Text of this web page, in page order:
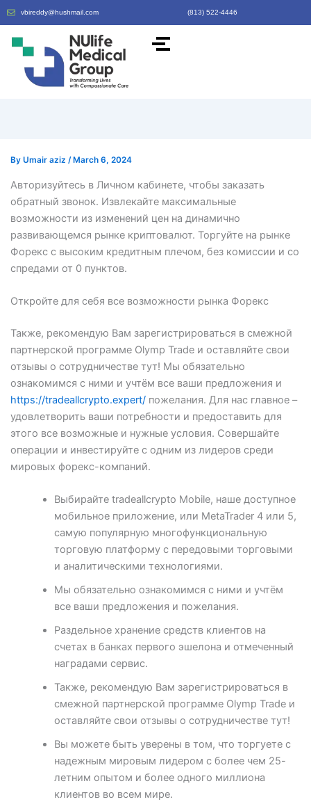
vbireddy@hushmail.com (813) 522-4446
By Umair aziz / March 6, 2024
Авторизуйтесь в Личном кабинете, чтобы заказать
обратный звонок. Извлекайте максимальные
возможности из изменений цен на динамично
развивающемся рынке криптовалют. Торгуйте на рынке
Форекс с высоким кредитным плечом, без комиссии и со
спредами от 0 пунктов.
Откройте для себя все возможности рынка Форекс
Также, рекомендую Вам зарегистрироваться в смежной
партнерской программе Olymp Trade и оставляйте свои
отзывы о сотрудничестве тут! Мы обязательно
ознакомимся с ними и учтём все ваши предложения и
https://tradeallcrypto.expert/пожелания. Для нас главное –
удовлетворить ваши потребности и предоставить для
этого все возможные и нужные условия. Совершайте
операции и инвестируйте с одним из лидеров среди
мировых форекс-компаний.
Выбирайте tradeallcrypto Mobile, наше доступное
мобильное приложение, или MetaTrader 4 или 5,
самую популярную многофункциональную
торговую платформу с передовыми торговыми
и аналитическими технологиями.
Мы обязательно ознакомимся с ними и учтём
все ваши предложения и пожелания.
Раздельное хранение средств клиентов на
счетах в банках первого эшелона и отмеченный
наградами сервис.
Также, рекомендую Вам зарегистрироваться в
смежной партнерской программе Olymp Trade и
оставляйте свои отзывы о сотрудничестве тут!
Вы можете быть уверены в том, что торгуете с
надежным мировым лидером с более чем 25-
летним опытом и более одного миллиона
клиентов во всем мире.